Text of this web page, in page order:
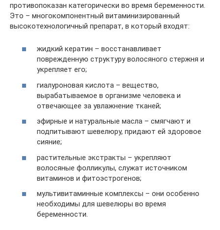
противопоказан категорически во время беременности.
Это – многокомпонентный витаминизированный
высокотехнологичный препарат, в который входят:
жидкий кератин – восстанавливает
поврежденную структуру волосяного стержня и
укрепляет его;
гиалуроновая кислота – вещество,
вырабатываемое в организме человека и
отвечающее за увлажнение тканей;
эфирные и натуральные масла – смягчают и
подпитывают шевелюру, придают ей здоровое
сияние;
растительные экстракты – укрепляют
волосяные фолликулы, служат источником
витаминов и фитоэстрогенов;
мультивитаминные комплексы – они особенно
необходимы для шевелюры во время
беременности.